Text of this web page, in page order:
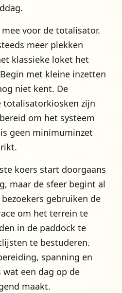
voor de totalisator.
meer plekken
klassieke loket het
met kleine inzetten
niet kent. De
totalisatorkiosken zijn
om het systeem
geen minimuminzet
koers start doorgaans
maar de sfeer begint al
gebruiken de
om het terrein te
in de paddock te
te bestuderen.
spanning en
een dag op de
maakt.